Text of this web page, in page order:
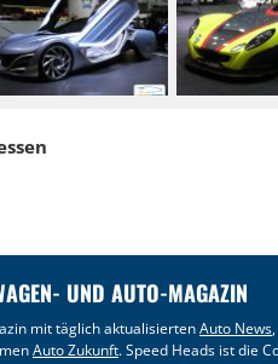
UND AUTO-MAGAZIN
mit täglich aktualisiertenAuto News,
Auto Zukunft. Speed Heads ist die